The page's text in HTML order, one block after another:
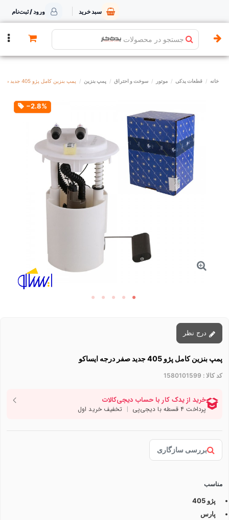
سبد خرید ورود / ثبت‌نام
جستجو در محصولات
خانه قطعات یدکی موتور سوخت و احتراق پمپ بنزین پمپ بنزین کامل پژو 405 جدید صفر درجه ایساکو
‎−2.8%
پمپ بنزین کامل پژو 405 جدید صفر درجه ایساکو
کد کالا : 1580101599
بررسی سازگاری
مناسب
پژو 405
پارس